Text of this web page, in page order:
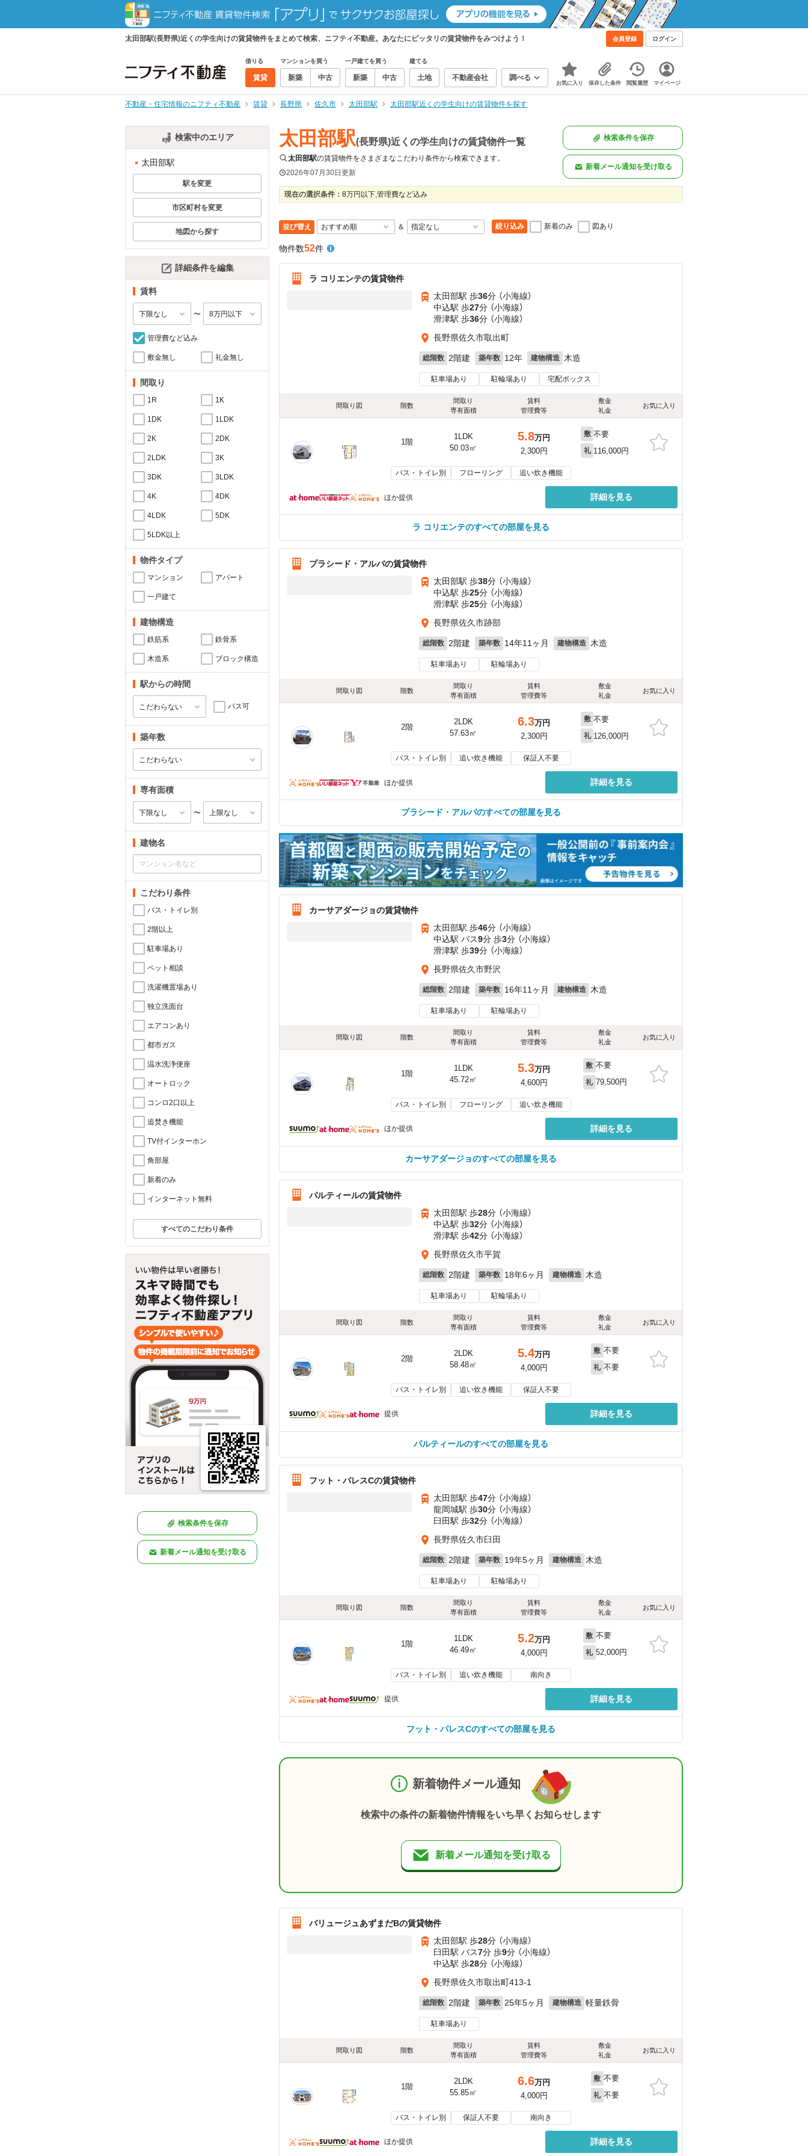
太田部駅(長野県)近くの学生向けの賃貸物件をまとめて検索、ニフティ不動産。あなたにピッタリの賃貸物件をみつけよう！ 会員登録 ログイン
借りる
賃貸
マンションを買う
新築 中古
一戸建てを買う
新築 中古
建てる
土地 不動産会社 調べる
お気に入り 保存した条件 閲覧履歴 マイページ
不動産・住宅情報のニフティ不動産 賃貸 長野県 佐久市 太田部駅 太田部駅近くの学生向けの賃貸物件を探す
検索中のエリア
太田部駅
駅を変更
市区町村を変更
地図から探す
詳細条件を編集
賃料
〜
管理費など込み
敷金無し 礼金無し
間取り
1R 1K
1DK 1LDK
2K 2DK
2LDK 3K
3DK 3LDK
4K 4DK
4LDK 5DK
5LDK以上
物件タイプ
マンション アパート
一戸建て
建物構造
鉄筋系 鉄骨系
木造系 ブロック構造
駅からの時間
バス可
築年数
専有面積
〜
建物名
こだわり条件
バス・トイレ別
2階以上
駐車場あり
ペット相談
洗濯機置場あり
独立洗面台
エアコンあり
都市ガス
温水洗浄便座
オートロック
コンロ2口以上
追焚き機能
TV付インターホン
角部屋
新着のみ
インターネット無料
すべてのこだわり条件
検索条件を保存
新着メール通知を受け取る
太田部駅(長野県)近くの学生向けの賃貸物件一覧
太田部駅の賃貸物件をさまざまなこだわり条件から検索できます。
2026年07月30日更新
検索条件を保存
新着メール通知を受け取る
現在の選択条件： 8万円以下,管理費など込み
並び替え ＆ 絞り込み 新着のみ 図あり
物件数52件
ラ コリエンテの賃貸物件
太田部駅 歩36分 （小海線）
中込駅 歩27分 （小海線）
滑津駅 歩36分 （小海線）
長野県佐久市取出町
総階数 2階建 築年数 12年 建物構造 木造
駐車場あり 駐輪場あり 宅配ボックス
間取り図 階数
間取り
専有面積
賃料
管理費等
敷金
礼金
お気に入り
1階
1LDK
50.03㎡
5.8万円
2,300円
敷 不要
礼 116,000円
バス・トイレ別 フローリング 追い炊き機能
ほか提供 詳細を見る
ラ コリエンテのすべての部屋を見る
プラシード・アルバの賃貸物件
太田部駅 歩38分 （小海線）
中込駅 歩25分 （小海線）
滑津駅 歩25分 （小海線）
長野県佐久市跡部
総階数 2階建 築年数 14年11ヶ月 建物構造 木造
駐車場あり 駐輪場あり
間取り図 階数
間取り
専有面積
賃料
管理費等
敷金
礼金
お気に入り
2階
2LDK
57.63㎡
6.3万円
2,300円
敷 不要
礼 126,000円
バス・トイレ別 追い炊き機能 保証人不要
ほか提供 詳細を見る
プラシード・アルバのすべての部屋を見る
カーサアダージョの賃貸物件
太田部駅 歩46分 （小海線）
中込駅 バス9分 歩3分 （小海線）
滑津駅 歩39分 （小海線）
長野県佐久市野沢
総階数 2階建 築年数 16年11ヶ月 建物構造 木造
駐車場あり 駐輪場あり
間取り図 階数
間取り
専有面積
賃料
管理費等
敷金
礼金
お気に入り
1階
1LDK
45.72㎡
5.3万円
4,600円
敷 不要
礼 79,500円
バス・トイレ別 フローリング 追い炊き機能
ほか提供 詳細を見る
カーサアダージョのすべての部屋を見る
パルティールの賃貸物件
太田部駅 歩28分 （小海線）
中込駅 歩32分 （小海線）
滑津駅 歩42分 （小海線）
長野県佐久市平賀
総階数 2階建 築年数 18年6ヶ月 建物構造 木造
駐車場あり 駐輪場あり
間取り図 階数
間取り
専有面積
賃料
管理費等
敷金
礼金
お気に入り
2階
2LDK
58.48㎡
5.4万円
4,000円
敷 不要
礼 不要
バス・トイレ別 追い炊き機能 保証人不要
提供 詳細を見る
パルティールのすべての部屋を見る
フット・パレスCの賃貸物件
太田部駅 歩47分 （小海線）
龍岡城駅 歩30分 （小海線）
臼田駅 歩32分 （小海線）
長野県佐久市臼田
総階数 2階建 築年数 19年5ヶ月 建物構造 木造
駐車場あり 駐輪場あり
間取り図 階数
間取り
専有面積
賃料
管理費等
敷金
礼金
お気に入り
1階
1LDK
46.49㎡
5.2万円
4,000円
敷 不要
礼 52,000円
バス・トイレ別 追い炊き機能 南向き
提供 詳細を見る
フット・パレスCのすべての部屋を見る
新着物件メール通知
検索中の条件の新着物件情報をいち早くお知らせします
新着メール通知を受け取る
バリュージュあずまだBの賃貸物件
太田部駅 歩28分 （小海線）
臼田駅 バス7分 歩9分 （小海線）
中込駅 歩28分 （小海線）
長野県佐久市取出町413-1
総階数 2階建 築年数 25年5ヶ月 建物構造 軽量鉄骨
駐車場あり
間取り図 階数
間取り
専有面積
賃料
管理費等
敷金
礼金
お気に入り
1階
2LDK
55.85㎡
6.6万円
4,000円
敷 不要
礼 不要
バス・トイレ別 保証人不要 南向き
ほか提供 詳細を見る